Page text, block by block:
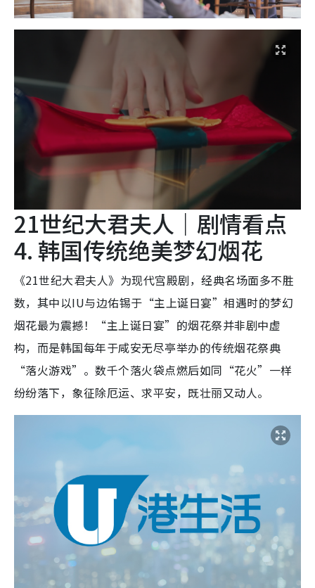
21世纪大君夫人｜剧情看点
4. 韩国传统绝美梦幻烟花
《21世纪大君夫人》为现代宫殿剧，经典名场面多不胜
数，其中以IU与边佑锡于“主上诞日宴”相遇时的梦幻
烟花最为震撼！“主上诞日宴”的烟花祭并非剧中虚
构，而是韩国每年于咸安无尽亭举办的传统烟花祭典
“落火游戏”。数千个落火袋点燃后如同“花火”一样
纷纷落下，象征除厄运、求平安，既壮丽又动人。